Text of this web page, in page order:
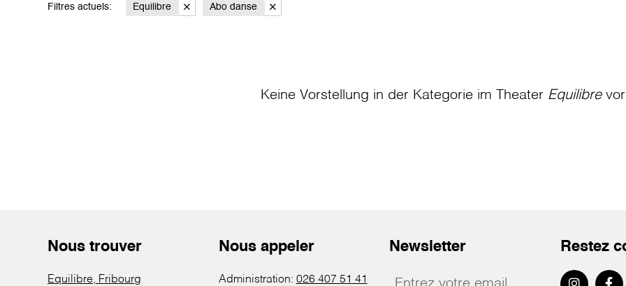
Filtres actuels: Equilibre Abo danse
Keine Vorstellung in der Kategorie im Theater Equilibre
Nous trouver
Equilibre, Fribourg
Nous appeler
Administration: 026 407 51 41
Newsletter Restez